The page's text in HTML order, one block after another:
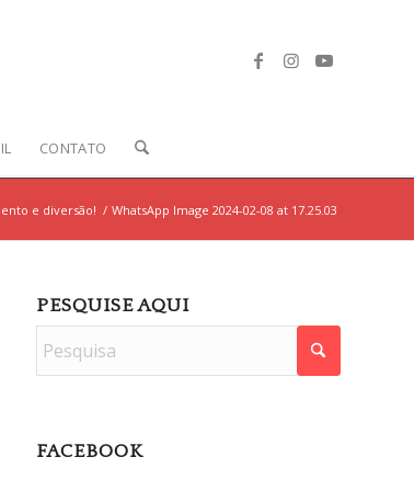
CONTATO
e diversão! / WhatsApp Image 2024-02-08 at 17.25.03
PESQUISE AQUI
FACEBOOK